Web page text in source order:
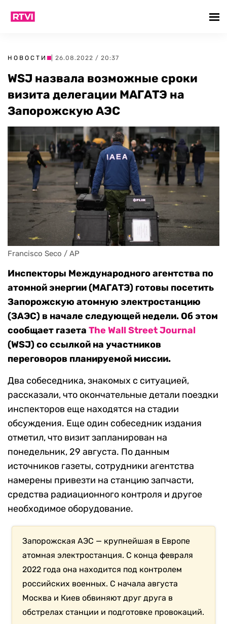
НОВОСТИ | 26.08.2022 / 20:37
WSJ назвала возможные сроки
визита делегации МАГАТЭ на
Запорожскую АЭС
Francisco Seco / AP
Инспекторы Международного агентства по
атомной энергии (МАГАТЭ) готовы посетить
Запорожскую атомную электростанцию
(ЗАЭС) в начале следующей недели. Об этом
сообщает газета The Wall Street Journal
(WSJ) со ссылкой на участников
переговоров планируемой миссии.
Два собеседника, знакомых с ситуацией,
рассказали, что окончательные детали поездки
инспекторов еще находятся на стадии
обсуждения. Еще один собеседник издания
отметил, что визит запланирован на
понедельник, 29 августа. По данным
источников газеты, сотрудники агентства
намерены привезти на станцию запчасти,
средства радиационного контроля и другое
необходимое оборудование.
Запорожская АЭС — крупнейшая в Европе
атомная электростанция. С конца февраля
2022 года она находится под контролем
российских военных. С начала августа
Москва и Киев обвиняют друг друга в
обстрелах станции и подготовке провокаций.